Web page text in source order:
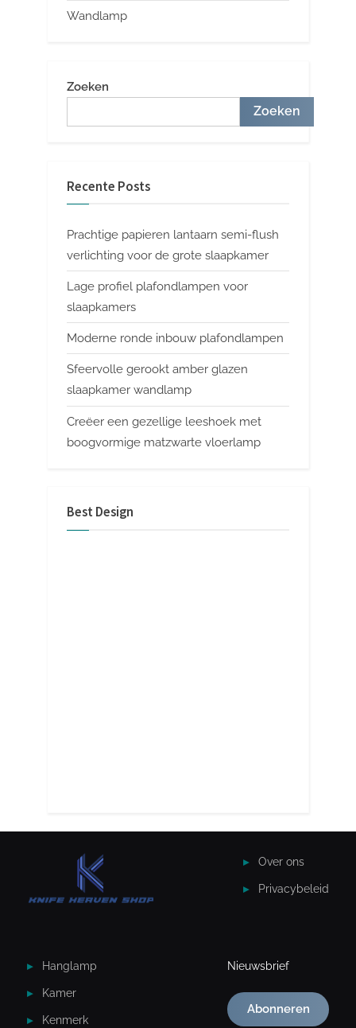
Wandlamp
Zoeken
Zoeken
Recente Posts
Prachtige papieren lantaarn semi-flush
verlichting voor de grote slaapkamer
Lage profiel plafondlampen voor
slaapkamers
Moderne ronde inbouw plafondlampen
Sfeervolle gerookt amber glazen
slaapkamer wandlamp
Creëer een gezellige leeshoek met
boogvormige matzwarte vloerlamp
Best Design
Over ons
Privacybeleid
Hanglamp
Kamer
Kenmerk
Nieuwsbrief
Abonneren